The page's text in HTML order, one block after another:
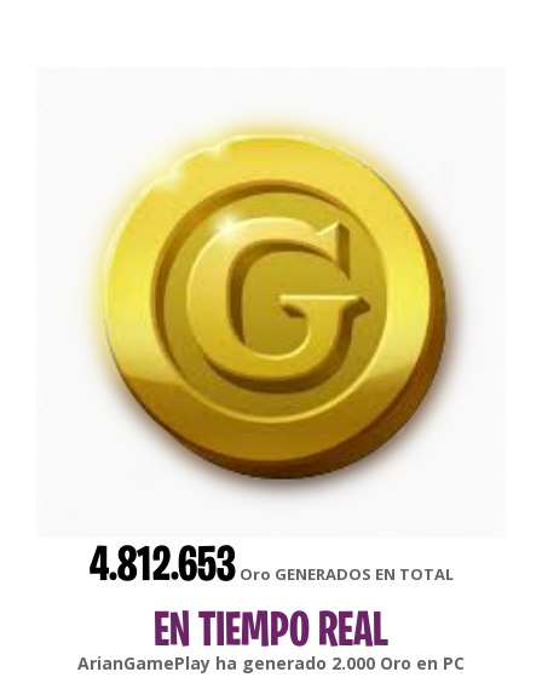
4.812.653 Oro GENERADOS EN TOTAL
EN TIEMPO REAL
gonsabellaha generado6.000Oro enAndroid